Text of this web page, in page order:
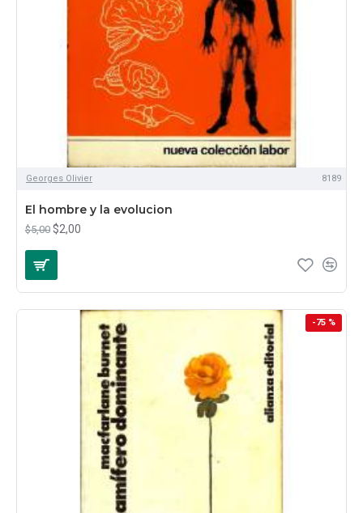
Georges Olivier 8189
El hombre y la evolucion
$5,00 $2,00
-75 %